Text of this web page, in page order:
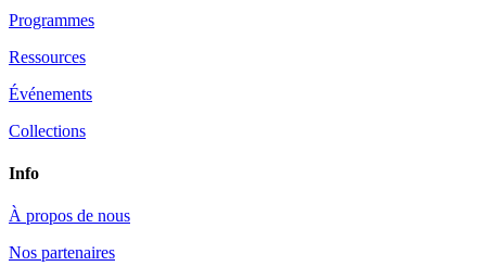
Programmes
Ressources
Événements
Collections
Info
À propos de nous
Nos partenaires